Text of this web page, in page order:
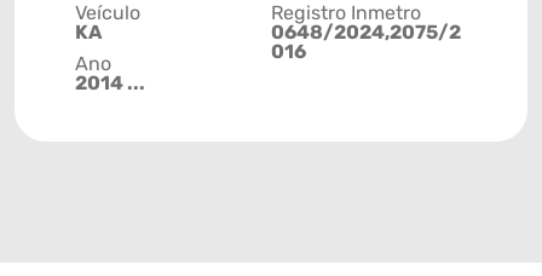
Veículo
KA
Ano
2014 ...
Registro Inmetro
0648/2024,2075/2
016